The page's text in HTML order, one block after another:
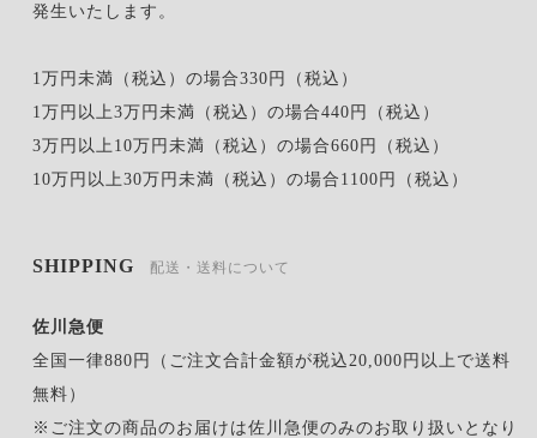
発生いたします。
1万円未満（税込）の場合330円（税込）
1万円以上3万円未満（税込）の場合440円（税込）
3万円以上10万円未満（税込）の場合660円（税込）
10万円以上30万円未満（税込）の場合1100円（税込）
SHIPPING 配送・送料について
佐川急便
全国一律880円（ご注文合計金額が税込20,000円以上で送料
無料）
※ご注文の商品のお届けは佐川急便のみのお取り扱いとなり